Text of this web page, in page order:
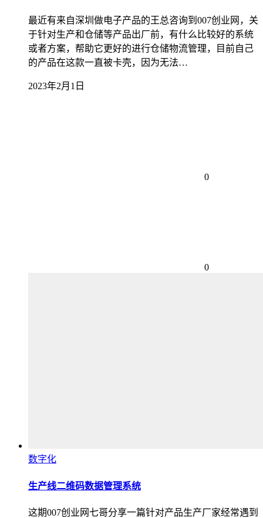
最近有来自深圳做电子产品的王总咨询到007创业网，关
于针对生产和仓储等产品出厂前，有什么比较好的系统
或者方案，帮助它更好的进行仓储物流管理，目前自己
的产品在这款一直被卡壳，因为无法…
2023年2月1日
0
0
数字化
生产线二维码数据管理系统
这期007创业网七哥分享一篇针对产品生产厂家经常遇到